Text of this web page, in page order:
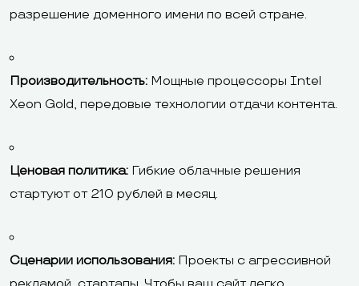
разрешение доменного имени по всей стране.
Производительность: Мощные процессоры Intel
Xeon Gold, передовые технологии отдачи контента.
Ценовая политика: Гибкие облачные решения
стартуют от 210 рублей в месяц.
Сценарии использования: Проекты с агрессивной